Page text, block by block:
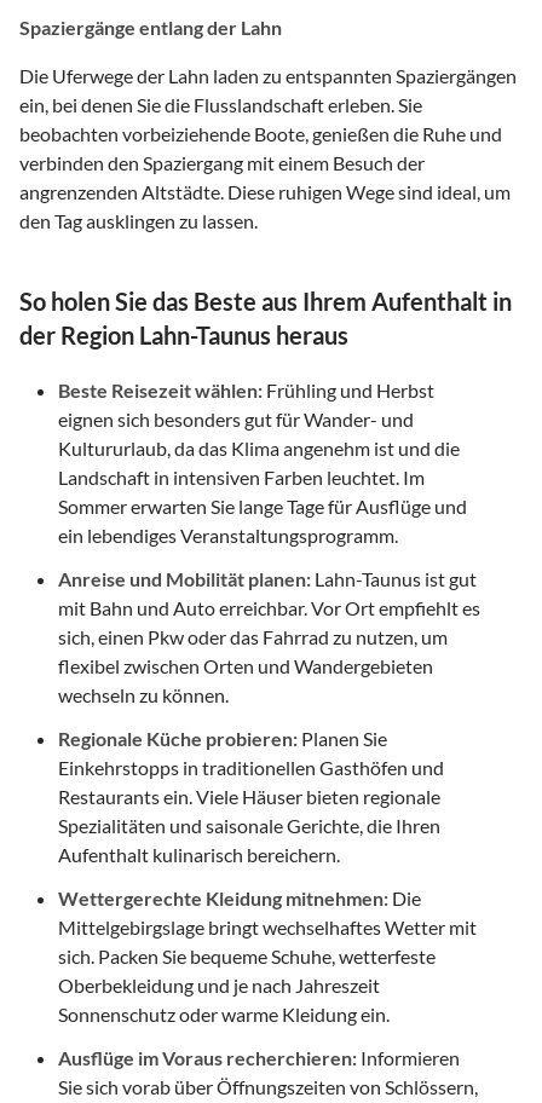
Spaziergänge entlang der Lahn
Die Uferwege der Lahn laden zu entspannten Spaziergängen
ein, bei denen Sie die Flusslandschaft erleben. Sie
beobachten vorbeiziehende Boote, genießen die Ruhe und
verbinden den Spaziergang mit einem Besuch der
angrenzenden Altstädte. Diese ruhigen Wege sind ideal, um
den Tag ausklingen zu lassen.
So holen Sie das Beste aus Ihrem Aufenthalt in
der Region Lahn-Taunus heraus
Beste Reisezeit wählen: Frühling und Herbst
eignen sich besonders gut für Wander- und
Kultururlaub, da das Klima angenehm ist und die
Landschaft in intensiven Farben leuchtet. Im
Sommer erwarten Sie lange Tage für Ausflüge und
ein lebendiges Veranstaltungsprogramm.
Anreise und Mobilität planen: Lahn-Taunus ist gut
mit Bahn und Auto erreichbar. Vor Ort empfiehlt es
sich, einen Pkw oder das Fahrrad zu nutzen, um
flexibel zwischen Orten und Wandergebieten
wechseln zu können.
Regionale Küche probieren: Planen Sie
Einkehrstopps in traditionellen Gasthöfen und
Restaurants ein. Viele Häuser bieten regionale
Spezialitäten und saisonale Gerichte, die Ihren
Aufenthalt kulinarisch bereichern.
Wettergerechte Kleidung mitnehmen: Die
Mittelgebirgslage bringt wechselhaftes Wetter mit
sich. Packen Sie bequeme Schuhe, wetterfeste
Oberbekleidung und je nach Jahreszeit
Sonnenschutz oder warme Kleidung ein.
Ausflüge im Voraus recherchieren: Informieren
Sie sich vorab über Öffnungszeiten von Schlössern,